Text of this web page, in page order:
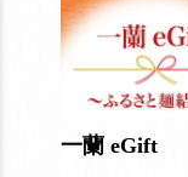
一蘭 eGift